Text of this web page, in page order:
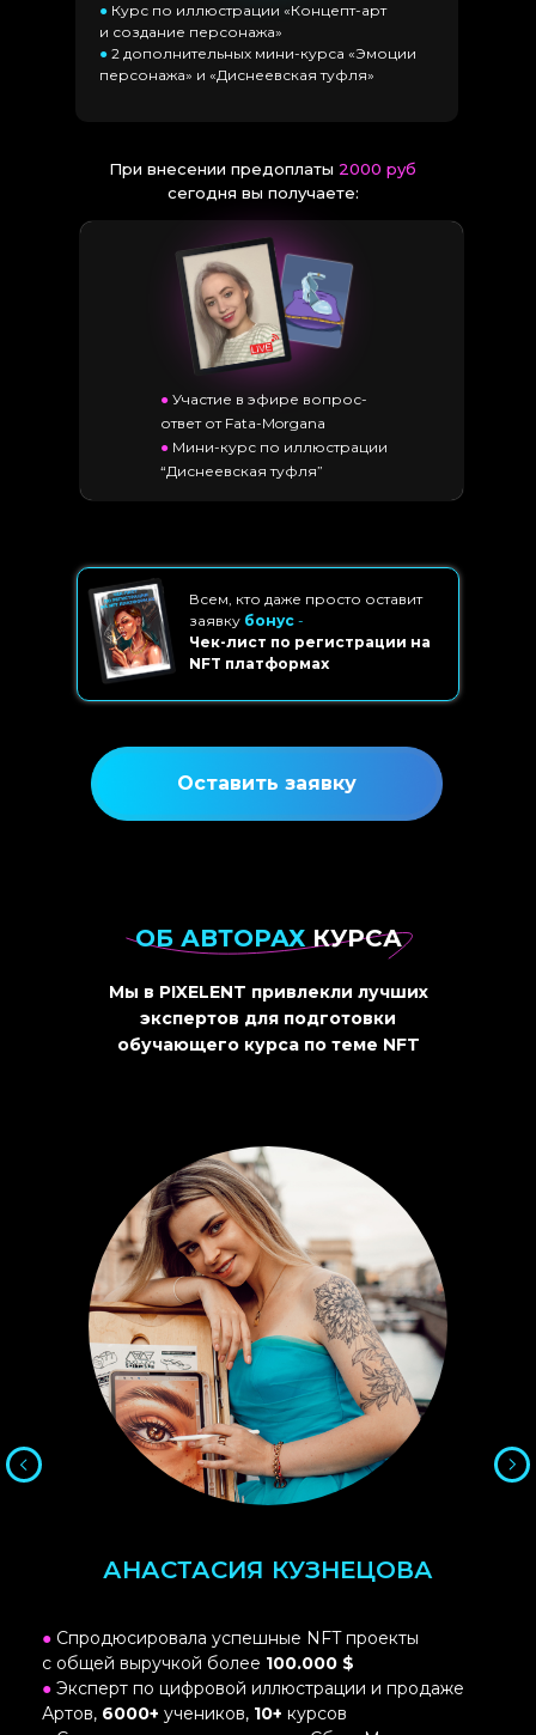
● Курс по иллюстрации «Концепт-арт
и создание персонажа»
● 2 дополнительных мини-курса «Эмоции
персонажа» и «Диснеевская туфля»
При внесении предоплаты 2000 руб
сегодня вы получаете:
● Участие в эфире вопрос-
ответ от Fata-Morgana
● Мини-курс по иллюстрации
“Диснеевская туфля”
Оставить заявку
Всем, кто даже просто оставит
заявку бонус -
Чек-лист по регистрации на
NFT платформах
ОБ АВТОРАХ КУРСА
Мы в PIXELENT привлекли лучших
экспертов для подготовки
обучающего курса по теме NFT
АНАСТАСИЯ КУЗНЕЦОВА
● Спродюсировала успешные NFT проекты
с общей выручкой более 100.000 $
● Эксперт по цифровой иллюстрации и продаже
Артов, 6000+ учеников, 10+ курсов